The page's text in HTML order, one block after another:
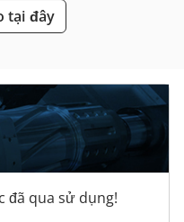
tại đây
đã qua sử dụng!